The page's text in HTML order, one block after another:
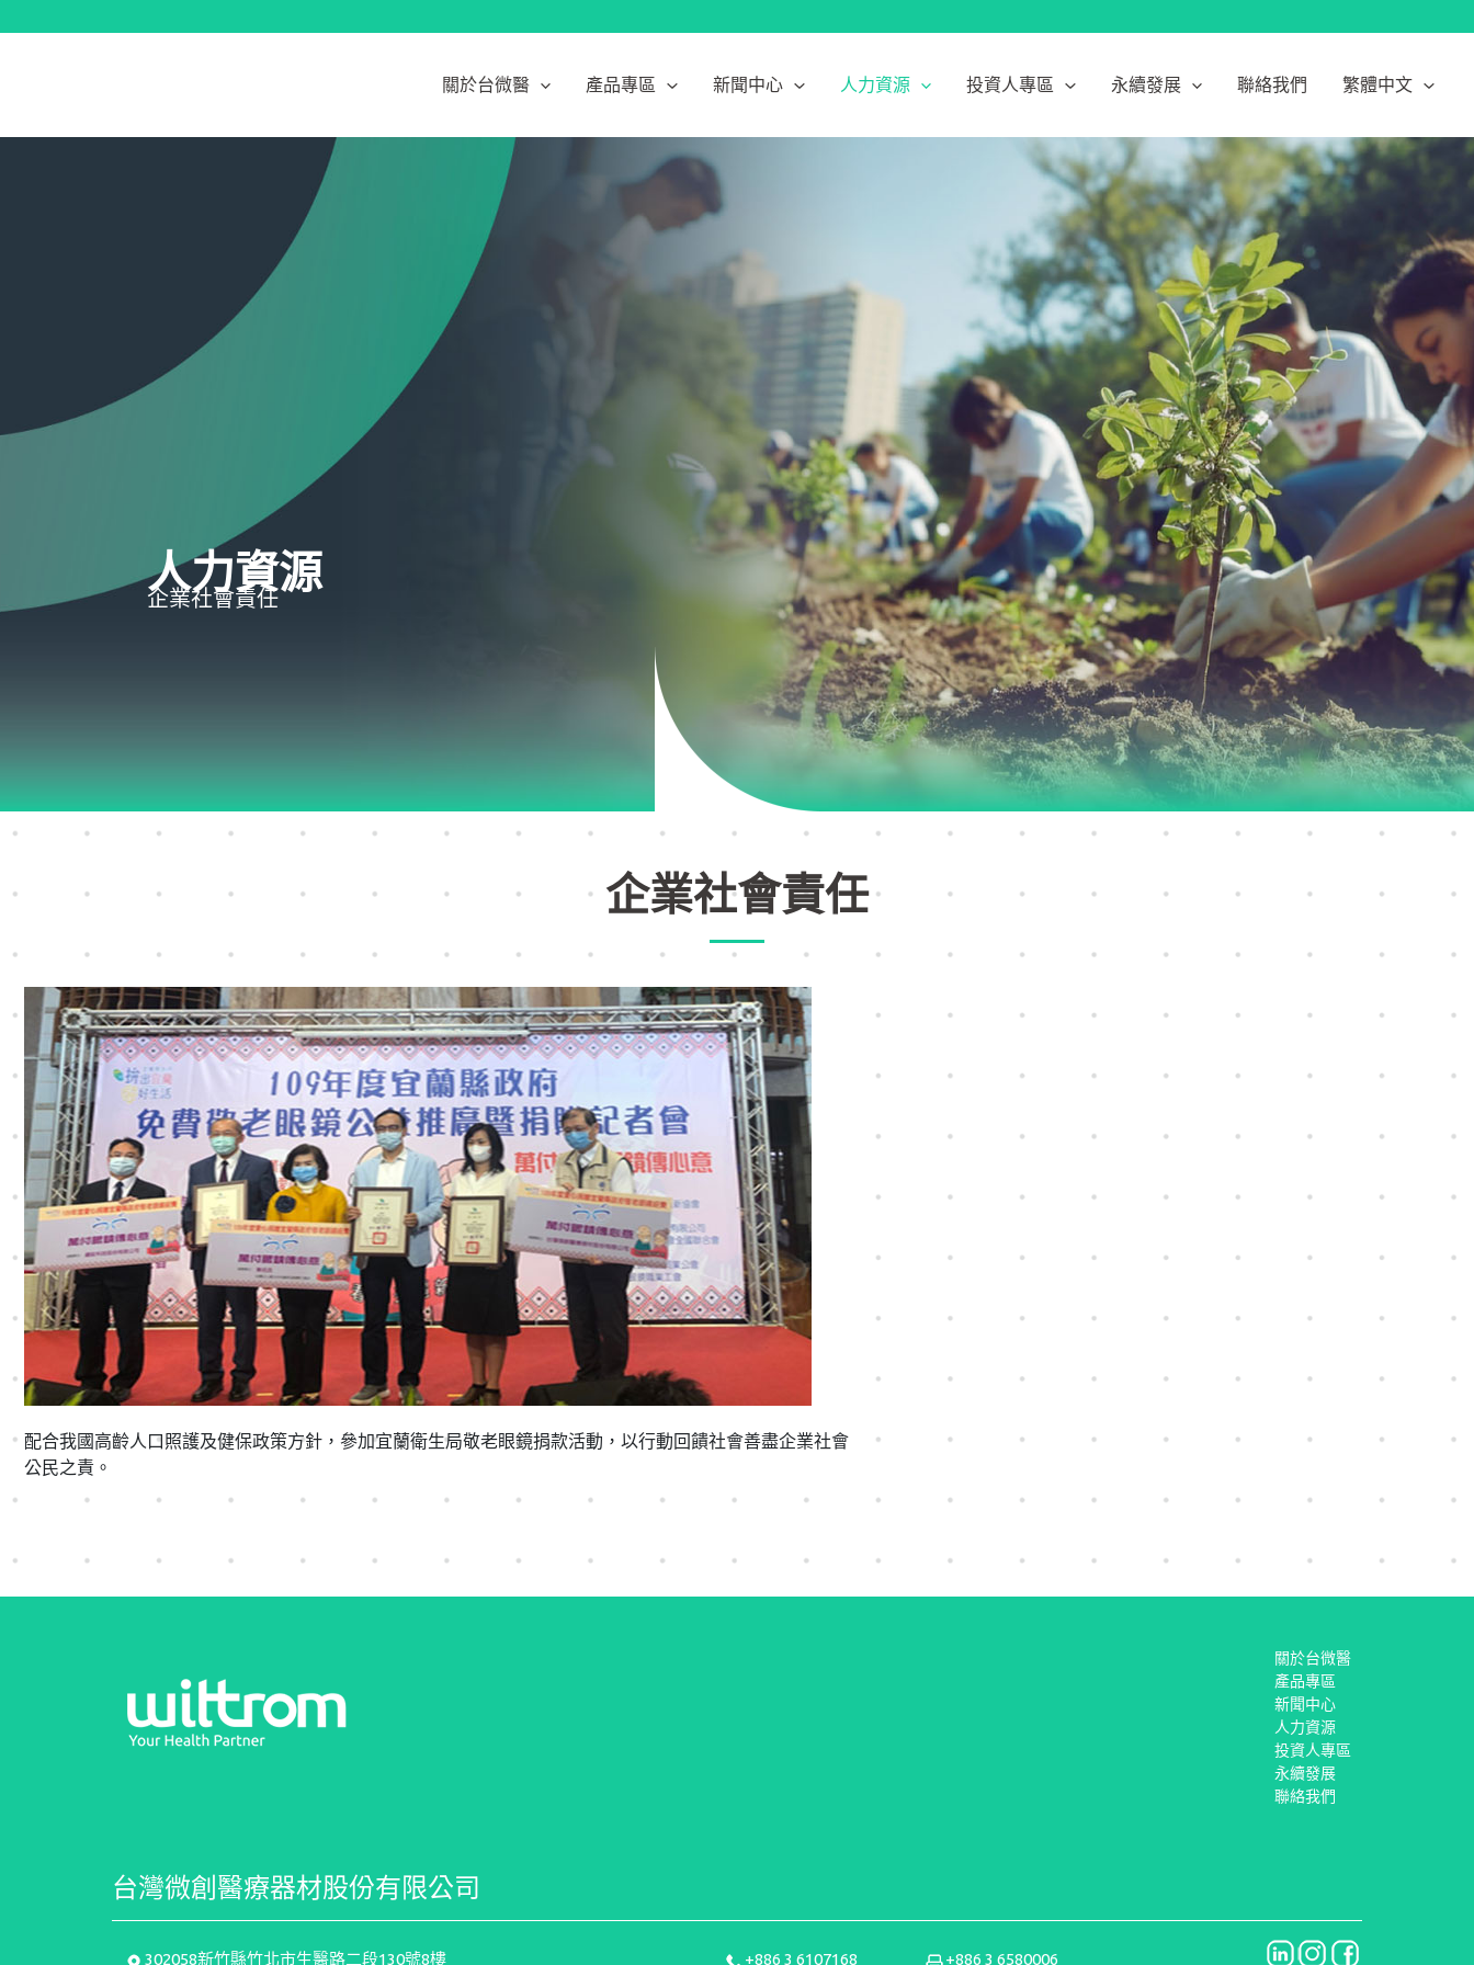
至
容
關於台微醫 產品專區 新聞中心 人力資源 投資人專區 永續發展 聯絡我們 繁體中文
人力資源
企業社會責任
企業社會責任
配合我國高齡人口照護及健保政策方針，參加宜蘭衛生局敬老眼鏡捐款活動，以行動回饋社會善盡企業社會
公民之責。
關於台微醫
產品專區
新聞中心
人力資源
投資人專區
永續發展
聯絡我們
台灣微創醫療器材股份有限公司
302058新竹縣竹北市生醫路二段130號8樓 +886 3 6107168 +886 3 6580006